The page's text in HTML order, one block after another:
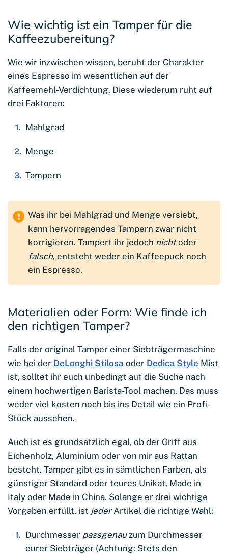
Wie wichtig ist ein Tamper für die
Kaffeezubereitung?
Wie wir inzwischen wissen, beruht der Charakter
eines Espresso im wesentlichen auf der
Kaffeemehl-Verdichtung. Diese wiederum ruht auf
drei Faktoren:
Mahlgrad
Menge
Tampern
Was ihr bei Mahlgrad und Menge versiebt,
kann hervorragendes Tampern zwar nicht
korrigieren. Tampert ihr jedoch nichtoder
falsch, entsteht weder ein Kaffeepuck noch
ein Espresso.
Materialien oder Form: Wie finde ich
den richtigen Tamper?
Falls der original Tamper einer Siebträgermaschine
wie bei der DeLonghi Stilosa oder Dedica Style Mist
ist, solltet ihr euch unbedingt auf die Suche nach
einem hochwertigen Barista-Tool machen. Das muss
weder viel kosten noch bis ins Detail wie ein Profi-
Stück aussehen.
Auch ist es grundsätzlich egal, ob der Griff aus
Eichenholz, Aluminium oder von mir aus Rattan
besteht. Tamper gibt es in sämtlichen Farben, als
günstiger Standard oder teures Unikat, Made in
Italy oder Made in China. Solange er drei wichtige
Vorgaben erfüllt, ist jederArtikel die richtige Wahl:
Durchmesser passgenauzum Durchmesser
eurer Siebträger (Achtung: Stets den